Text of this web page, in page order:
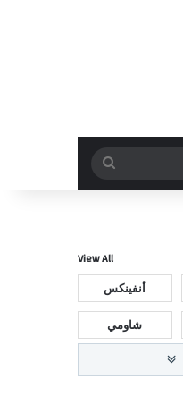
بحث
عن
View All
أنفينكس
شاومي